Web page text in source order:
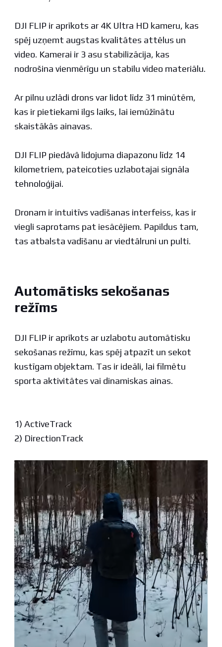
DJI FLIP ir aprīkots ar 4K Ultra HD kameru, kas
spēj uzņemt augstas kvalitātes attēlus un
video. Kamerai ir 3 asu stabilizācija, kas
nodrošina vienmērīgu un stabilu video materiālu.
Ar pilnu uzlādi drons var lidot līdz 31 minūtēm,
kas ir pietiekami ilgs laiks, lai iemūžīnātu
skaistākās ainavas.
DJI FLIP piedāvā lidojuma diapazonu līdz 14
kilometriem, pateicoties uzlabotajai signāla
tehnoloģijai.
Dronam ir intuitīvs vadīšanas interfeiss, kas ir
viegli saprotams pat iesācējiem. Papildus tam,
tas atbalsta vadīšanu ar viedtālruni un pulti.
Automātisks sekošanas
režīms
DJI FLIP ir aprīkots ar uzlabotu automātisku
sekošanas režīmu, kas spēj atpazīt un sekot
kustīgam objektam. Tas ir ideāli, lai filmētu
sporta aktivitātes vai dinamiskas ainas.
1) ActiveTrack
2) DirectionTrack